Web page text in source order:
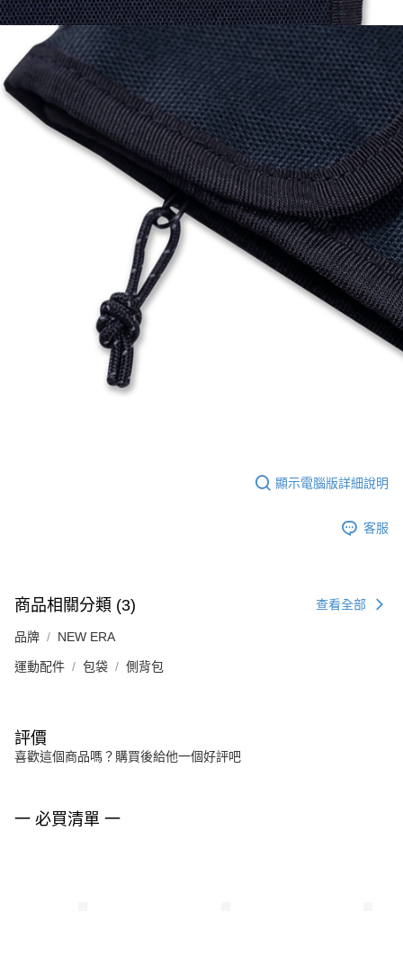
顯示電腦版詳細說明
客服
商品相關分類 (3) 查看全部
品牌 NEW ERA
運動配件 包袋 側背包
評價
喜歡這個商品嗎？購買後給他一個好評吧
一 必買清單 一